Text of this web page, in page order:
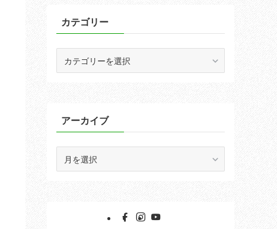
カテゴリー
アーカイブ